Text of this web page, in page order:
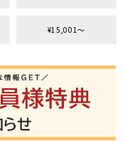
¥15,001〜